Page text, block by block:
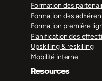
Formation des
Formation des
Formation première
Planification des
Upskilling & reskilling
Mobilité interne
Resources